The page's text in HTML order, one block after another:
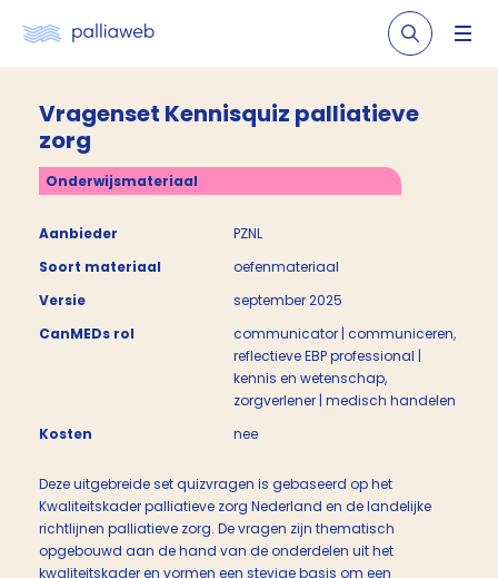
Vragenset Kennisquiz palliatieve
zorg
Onderwijsmateriaal
Aanbieder
PZNL
Soort materiaal
oefenmateriaal
Versie
september 2025
CanMEDs rol
communicator | communiceren,
reflectieve EBP professional |
kennis en wetenschap,
zorgverlener | medisch handelen
Kosten
nee
Deze uitgebreide set quizvragen is gebaseerd op het
Kwaliteitskader palliatieve zorg Nederland en de landelijke
richtlijnen palliatieve zorg. De vragen zijn thematisch
opgebouwd aan de hand van de onderdelen uit het
kwaliteitskader en vormen een stevige basis om een